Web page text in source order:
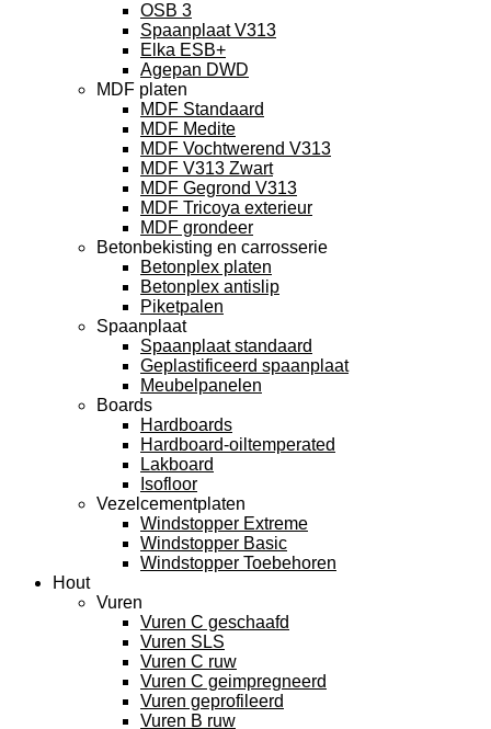
OSB 3
Spaanplaat V313
Elka ESB+
Agepan DWD
MDF platen
MDF Standaard
MDF Medite
MDF Vochtwerend V313
MDF V313 Zwart
MDF Gegrond V313
MDF Tricoya exterieur
MDF grondeer
Betonbekisting en carrosserie
Betonplex platen
Betonplex antislip
Piketpalen
Spaanplaat
Spaanplaat standaard
Geplastificeerd spaanplaat
Meubelpanelen
Boards
Hardboards
Hardboard-oiltemperated
Lakboard
Isofloor
Vezelcementplaten
Windstopper Extreme
Windstopper Basic
Windstopper Toebehoren
Hout
Vuren
Vuren C geschaafd
Vuren SLS
Vuren C ruw
Vuren C geimpregneerd
Vuren geprofileerd
Vuren B ruw